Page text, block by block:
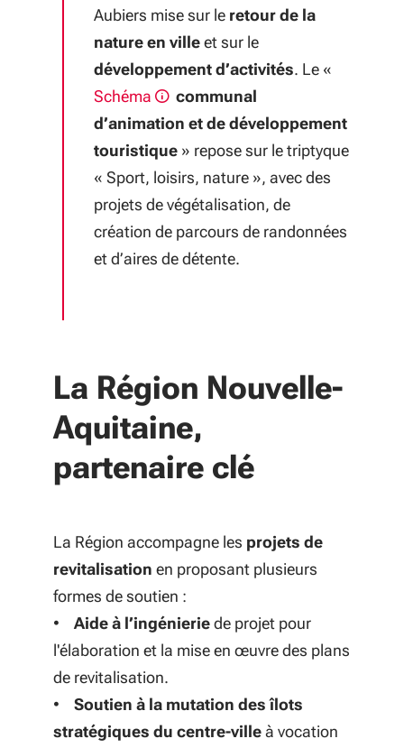
Aubiers mise sur le retour de la
nature en villeet sur le
développement d’activités. Le «
Schéma
communal
d’animation et de développement
touristique » repose sur le triptyque
« Sport, loisirs, nature », avec des
projets de végétalisation, de
création de parcours de randonnées
et d’aires de détente.
La Région Nouvelle-
Aquitaine,
partenaire clé
La Région accompagne les projets de
revitalisation en proposant plusieurs
formes de soutien :
• Aide à l’ingénieriede projet pour
l'élaboration et la mise en œuvre des plans
de revitalisation.
• Soutien à la mutation des îlots
stratégiques du centre-villeà vocation